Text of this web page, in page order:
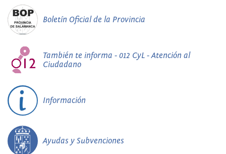
Boletín Oficial de la Provincia
También te informa - 012 CyL - Atención al
Ciudadano
Información
Ayudas y Subvenciones